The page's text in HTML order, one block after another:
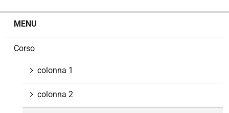
MENU
Corso
colonna 1
colonna 2